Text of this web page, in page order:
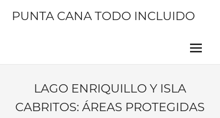
PUNTA CANA TODO INCLUIDO
hermoso
Menu
LAGO ENRIQUILLO Y ISLA
CABRITOS: ÁREAS PROTEGIDAS